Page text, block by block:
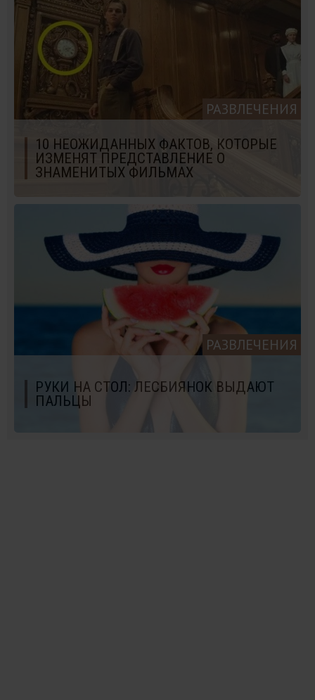
РАЗВЛЕЧЕНИЯ
10 НЕОЖИДАННЫХ ФАКТОВ, КОТОРЫЕ
ИЗМЕНЯТ ПРЕДСТАВЛЕНИЕ О
ЗНАМЕНИТЫХ ФИЛЬМАХ
РАЗВЛЕЧЕНИЯ
РУКИ НА СТОЛ: ЛЕСБИЯНОК ВЫДАЮТ
ПАЛЬЦЫ